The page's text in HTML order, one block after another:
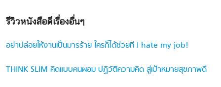
รีวิวหนังสือดีเรื่องอื่นๆ
อย่าปล่อยให้งานเป็นมารร้าย ใครก็ได้ช่วยที I hate my job!
THINK SLIM คิดแบบคนผอม ปฏิวัติความคิด สู่เป้าหมายสุขภาพดี